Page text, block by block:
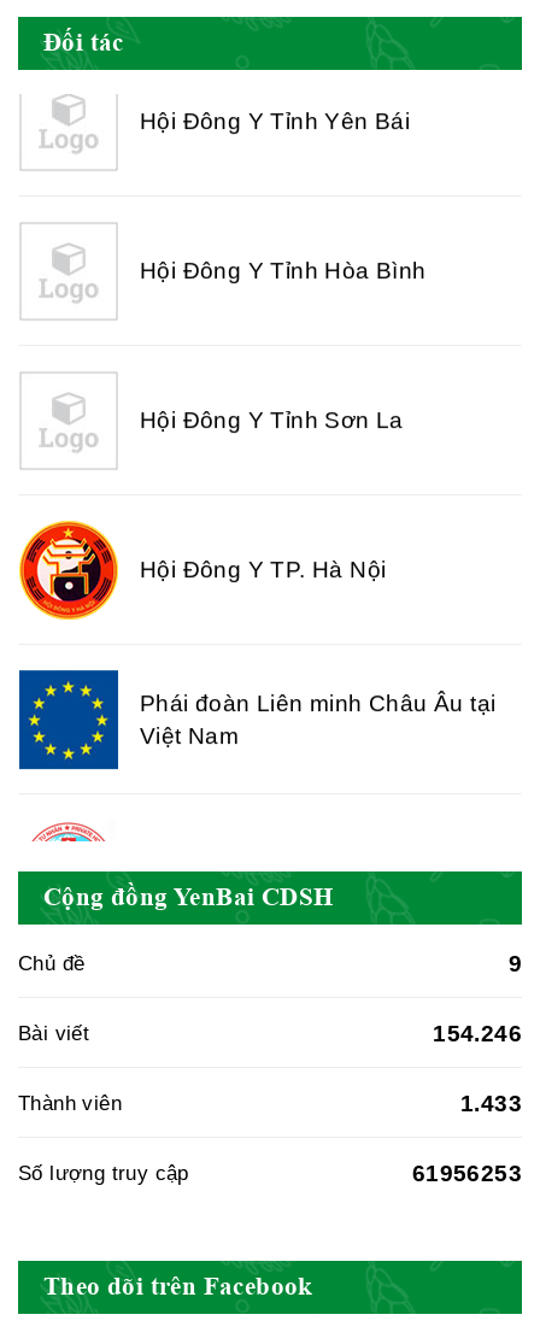
Đối tác
Phái đoàn Liên minh Châu Âu tại
Hiệp hội bệnh viện tư nhân Việt
Cục quản lý y dược cổ truyền -
BYT
Hiệp hội doanh nghiệp dược Việt
Cộng đồng YenBai CDSH
Chủ đề 9
Bài viết 154.246
Thành viên 1.433
Số lượng truy cập 61956253
Theo dõi trên Facebook